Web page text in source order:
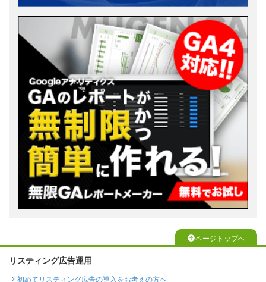
ページトップへ
リスティング広告運用
初めてリスティング広告の導入をお考えの方へ